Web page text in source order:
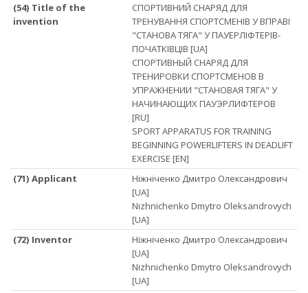
(54) Title of the
invention
СПОРТИВНИЙ СНАРЯД ДЛЯ
ТРЕНУВАННЯ СПОРТСМЕНІВ У ВПРАВІ
"СТАНОВА ТЯГА" У ПАУЕРЛІФТЕРІВ-
ПОЧАТКІВЦІВ [UA]
СПОРТИВНЫЙ СНАРЯД ДЛЯ
ТРЕНИРОВКИ СПОРТСМЕНОВ В
УПРАЖНЕНИИ "СТАНОВАЯ ТЯГА" У
НАЧИНАЮЩИХ ПАУЭРЛИФТЕРОВ
[RU]
SPORT APPARATUS FOR TRAINING
BEGINNING POWERLIFTERS IN DEADLIFT
EXERCISE [EN]
(71) Applicant
Ніжніченко Дмитро Олександрович
[UA]
Nizhnichenko Dmytro Oleksandrovych
[UA]
(72) Inventor
Ніжніченко Дмитро Олександрович
[UA]
Nizhnichenko Dmytro Oleksandrovych
[UA]